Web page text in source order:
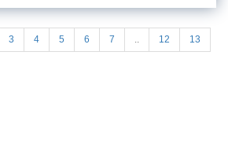
3 4 5 6 7 .. 12 13